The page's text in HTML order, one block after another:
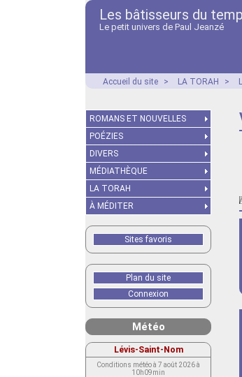
Les bâtisseurs du
Le petit univers de Paul Jeanzé
Accueil du site > LA TORAH >
ROMANS ET NOUVELLES
POÉZIES
DIVERS
MÉDIATHÈQUE
LA TORAH
À MÉDITER
Sites favoris
Plan du site
Connexion
Météo
Lévis-Saint-Nom
Conditions météo à 7 août 2026 à
10h09min